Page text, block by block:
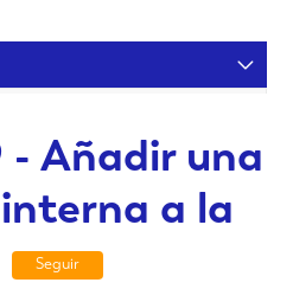
- Añadir una
a la
Seguir